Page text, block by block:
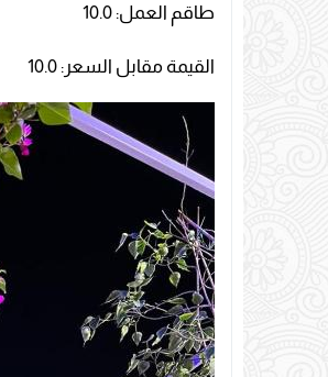
طاقم العمل: 10.0
القيمة مقابل السعر: 10.0